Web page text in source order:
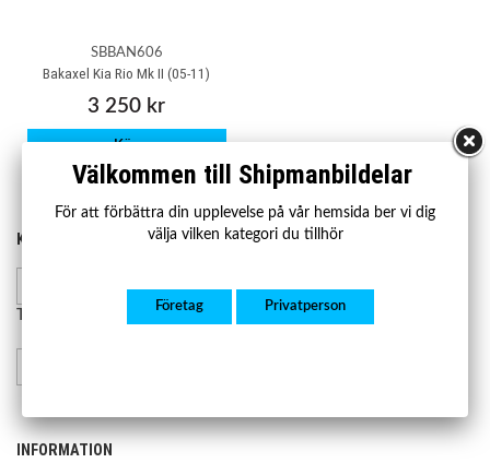
SBBAN606
Bakaxel Kia Rio Mk II (05-11)
3 250 kr
Köp
KONTAKTA OSS
Mån-fre 07.00-17.00
HANDLA
Lager och leverans
Retur och reklamation
INFORMATION
Välkommen till Shipmanbildelar
För att förbättra din upplevelse på vår hemsida ber vi dig
välja vilken kategori du tillhör
Företag Privatperson